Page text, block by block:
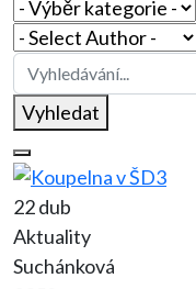
Vyhledat
22 dub
Aktuality
Suchánková